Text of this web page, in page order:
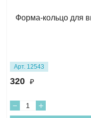
Форма-кольцо для
Арт. 12543
320 ₽